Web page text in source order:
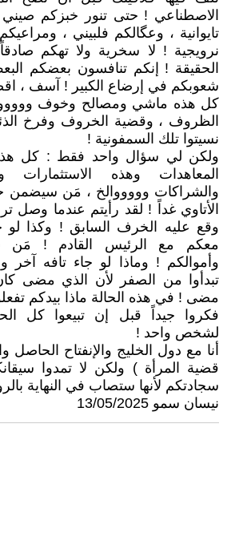
الاصطناعي ! حتى تنور خبزكم صيني
تايوانية ، وعگالكم فلبيني ،
نرويجية ! لا سخرية ولا تهكم
الحقيقة ! إنكم تنافسون بعضكم
شعوبكم في إرضاع الكبير ! آسف ،
كل هذه ماشي ومصالح وخوف
الظروف ، وقضية الخروف وفرخ
نسيتوا تلك السمفونية !
ولكن لي سؤال واحد فقط : كل هذه
المعاهدات وهذه الاستثمارات
والشراكات وووووالخ ، مَن سيضمن
الأتاوي غداً ! لقد رأيتم عندما وصل
وقع عليه الخرف السابق ! وكذا
معكم مع الرئيس القادم !
وأموالكم ! وماذا لو جاء تافه
تبدأوا من الصفر لأن الذي
مضى ! في هذه الحالة ماذا بيدكم
فكروا جيداً قبل إن تبيعوا كل
لشخص واحد !
أنا مع دول الخليج والإنفتاح
قضية المرأة ) ولكن لا تمدوا
سجادتكم لأنها ستصاب في النهاية
نيسان سمو 13/05/2025